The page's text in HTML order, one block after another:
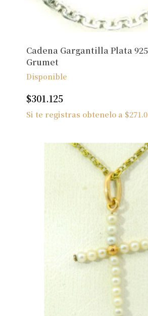
Cadena Gargantilla Plata
Grumet
Disponible
$301.125
Si te registras obtenelo a $